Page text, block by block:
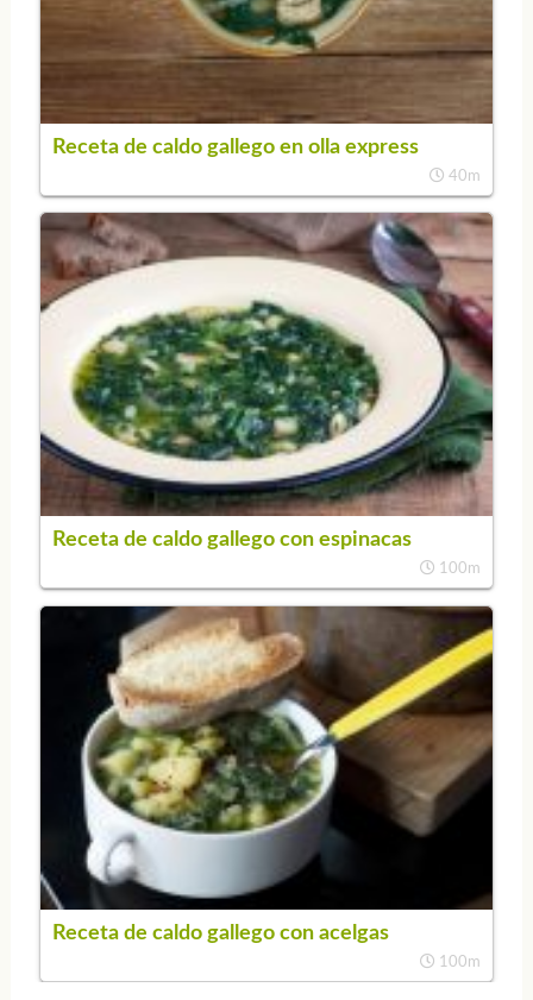
Receta de caldo gallego en olla express
40m
Receta de caldo gallego con espinacas
100m
Receta de caldo gallego con acelgas
100m